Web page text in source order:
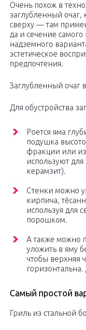
Очень похож в
заглубленный
сверху — там
да и сечение
надземного
эстетическое
предпочтения.
Заглубленный очаг
Для обустройства
Роется яма
подушка
фракции или из
используют
керамзит).
Стенки можно
кирпича,
используя для
порошком.
А также можно
уложить в яму
чтобы верхняя
Самый простой
Гриль из стальной